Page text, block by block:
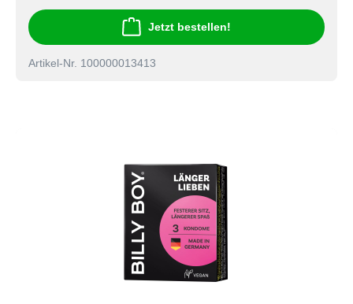
Jetzt bestellen!
Artikel-Nr. 100000013413